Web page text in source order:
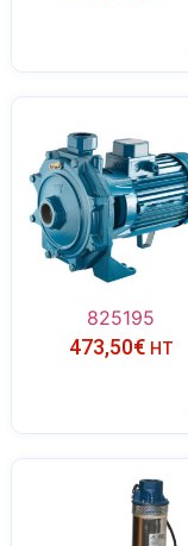
825195
473,50€ HT